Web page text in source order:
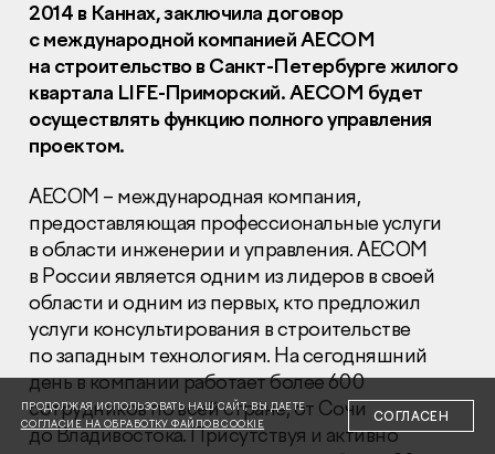
Раскрытие информации
Правовая информация
Сообщить о коррупции
Глaвный oфиc
+7 (495) 502 95 59
Отдел продаж
+7 (495) 641-35-35
Заказать звонок
© 2001-2026 Компания «Пионер»
2014 в Каннах, заключила договор
с международной компаниейAECOM
на строительство в Санкт-Петербурге жилого
квартала LIFE-Приморский.AECOM будет
осуществлять функцию полного управления
проектом.
AECOM – международная компания,
предоставляющая профессиональные услуги
в области инженерии и управления.AECOM
в России является одним из лидеров в своей
области и одним из первых, кто предложил
услуги консультирования в строительстве
по западным технологиям. На сегодняшний
день в компании работает более 600
сотрудников по всей стране, от Сочи
до Владивостока. Присутствуя и активно
ПРОДОЛЖАЯ ИСПОЛЬЗОВАТЬ НАШ САЙТ, ВЫ ДАЕТЕ
СОГЛАСИЕ НА ОБРАБОТКУ ФАЙЛОВ COOKIE
СОГЛАСЕН